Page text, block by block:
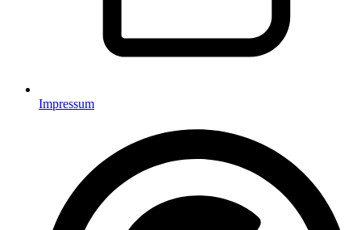
Impressum